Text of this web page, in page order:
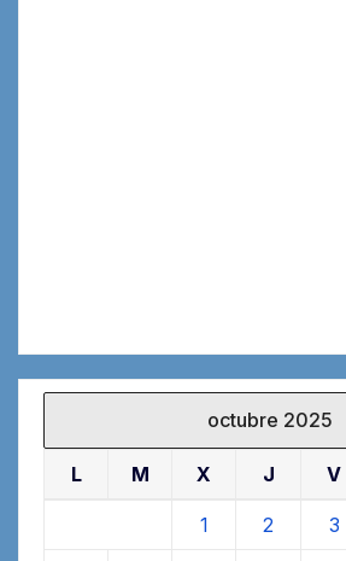
octubre 2025
L M X J V
1 2 3